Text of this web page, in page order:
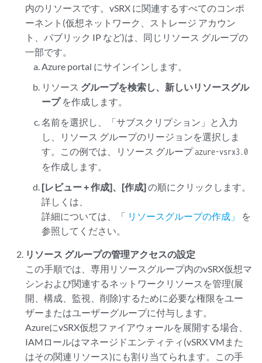
内のリソースです。vSRX に関連するすべてのコンポ
ーネント(仮想ネットワーク、ストレージ アカウン
ト、パブリック IP など)は、同じリソース グループの
一部です。
Azure portal にサインインします。
リソース グループを検索し、新しいリソースグル
ープを作成します。
名前を選択し、「サブスクリプション」と入力
し、リソース グループのリージョンを選択しま
す。この例では、リソース グループazure-vsrx3.0
を作成します。
[レビュー + 作成]、[作成]の順にクリックします。
詳しくは、
詳細については、「 リソースグループの作成」
を
参照してください。
リソース グループの管理アクセスの設定
この手順では、専用リソースグループ内のvSRX仮想マ
シンおよび関連するネットワークリソースを管理(展
開、構成、監視、削除)するために必要な権限をユー
ザーまたはユーザーグループに付与します。
AzureにvSRX仮想ファイアウォールを展開する場合、
IAMロールはマネージドエンティティ(vSRX VMまた
はその関連リソース)にも割り当てられます。この手